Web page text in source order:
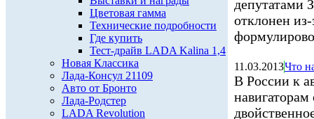
Цветовая гамма
Технические подробности
Где купить
Тест-драйв LADA Kalina 1,4
Новая Классика
Лада-Консул 21109
Авто от Бронто
Лада-Родстер
LADA Revolution
депутатами
отклонен
11.03.2013Что
В России к